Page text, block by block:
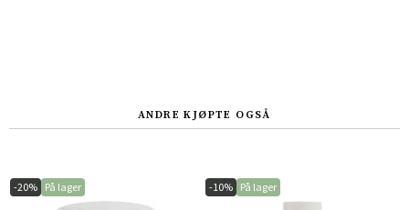
ANDRE KJØPTE OGSÅ
-20% På lager -10% På lager